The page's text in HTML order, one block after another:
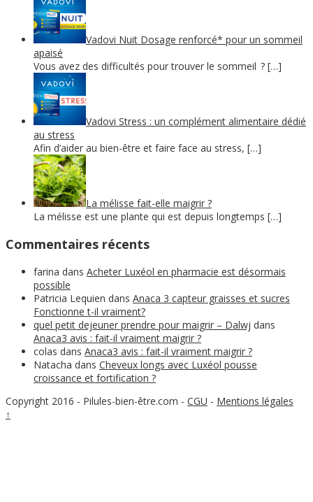
Vadovi Nuit Dosage renforcé* pour un sommeil
apaisé
Vous avez des difficultés pour trouver le sommeil ? […]
Vadovi Stress : un complément alimentaire dédié
au stress
Afin d’aider au bien-être et faire face au stress, […]
La mélisse fait-elle maigrir ?
La mélisse est une plante qui est depuis longtemps […]
Commentaires récents
farina dans Acheter Luxéol en pharmacie est désormais
possible
Patricia Lequien dans Anaca 3 capteur graisses et sucres
Fonctionne t-il vraiment?
quel petit dejeuner prendre pour maigrir – Dalwj dans
Anaca3 avis : fait-il vraiment maigrir ?
colas dans Anaca3 avis : fait-il vraiment maigrir ?
Natacha dans Cheveux longs avec Luxéol pousse
croissance et fortification ?
Copyright 2016 - Pilules-bien-être.com - CGU - Mentions légales
↑